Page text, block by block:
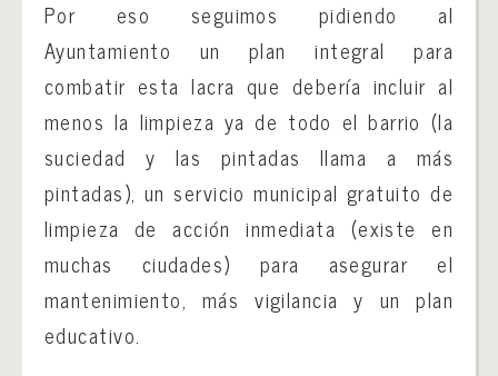
Por eso seguimos pidiendo al
Ayuntamiento un plan integral para
combatir esta lacra que debería incluir al
menos la limpieza ya de todo el barrio (la
suciedad y las pintadas llama a más
pintadas), un servicio municipal gratuito de
limpieza de acción inmediata (existe en
muchas ciudades) para asegurar el
mantenimiento, más vigilancia y un plan
educativo.